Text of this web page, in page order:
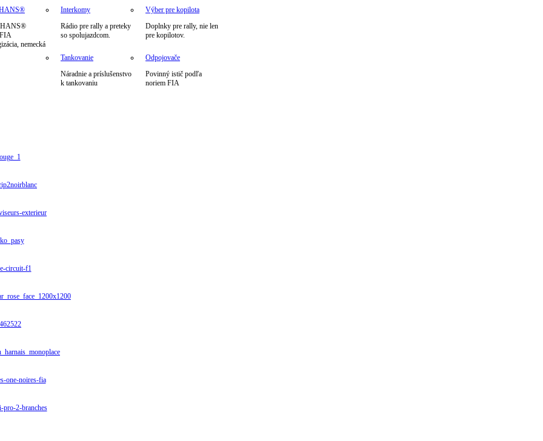
HANS®
nemecká
Interkomy
Rádio pre rally a preteky
so spolujazdcom.
Výber pre kopilota
Doplnky pre rally, nie len
pre kopilotov.
Tankovanie
Náradnie a príslušenstvo
k tankovaniu
Odpojovače
Povinný istič podľa
noriem FIA